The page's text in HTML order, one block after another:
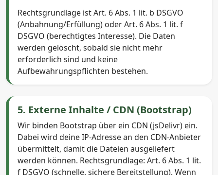
Rechtsgrundlage ist Art. 6 Abs. 1 lit. b DSGVO
(Anbahnung/Erfüllung) oder Art. 6 Abs. 1 lit. f
DSGVO (berechtigtes Interesse). Die Daten
werden gelöscht, sobald sie nicht mehr
erforderlich sind und keine
Aufbewahrungspflichten bestehen.
5. Externe Inhalte / CDN (Bootstrap)
Wir binden Bootstrap über ein CDN (jsDelivr) ein.
Dabei wird deine IP-Adresse an den CDN-Anbieter
übermittelt, damit die Dateien ausgeliefert
werden können. Rechtsgrundlage: Art. 6 Abs. 1 lit.
f DSGVO (schnelle, sichere Bereitstellung). Wenn